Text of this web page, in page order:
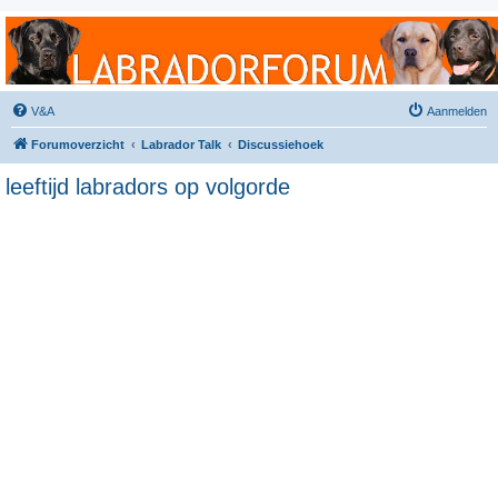
Labradorforum
Het gezelligste Labradorforum van Nederland en België!
V&A Aanmelden
Forumoverzicht Labrador Talk Discussiehoek
leeftijd labradors op volgorde